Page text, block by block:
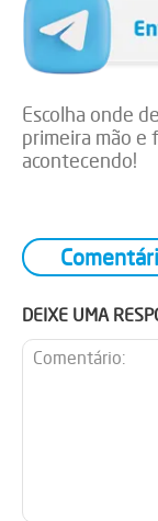
Escolha onde
primeira mão
acontecendo!
DEIXE UMA